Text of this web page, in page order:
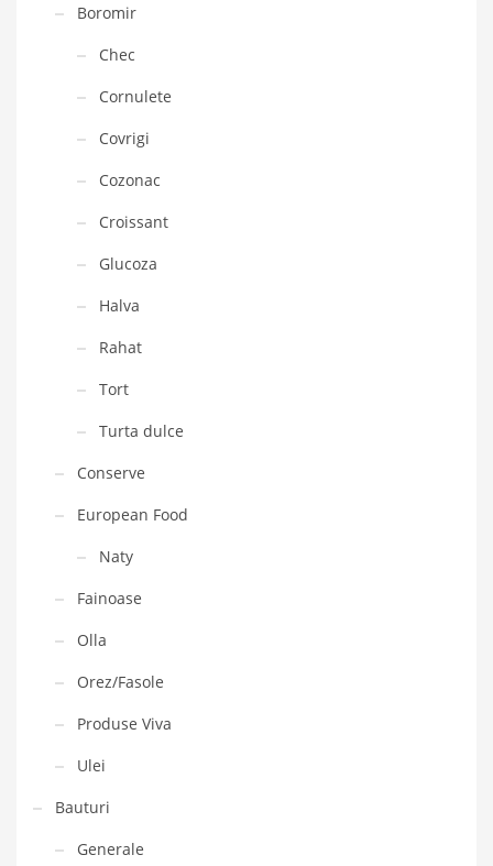
Boromir
Chec
Cornulete
Covrigi
Cozonac
Croissant
Glucoza
Halva
Rahat
Tort
Turta dulce
Conserve
European Food
Naty
Fainoase
Olla
Orez/Fasole
Produse Viva
Ulei
Bauturi
Generale